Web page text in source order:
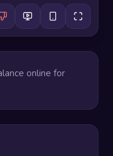
online for